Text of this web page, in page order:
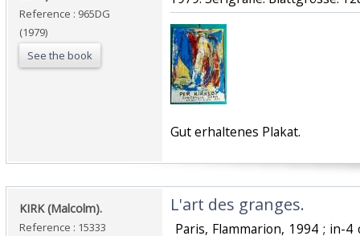
Reference : 965DG
(1979)
See the book
‎Gut erhaltenes Plakat.‎
‎KIRK (Malcolm).‎
Reference : 15333
‎L'art des granges.‎
Paris, Flammarion, 1994 ; in-